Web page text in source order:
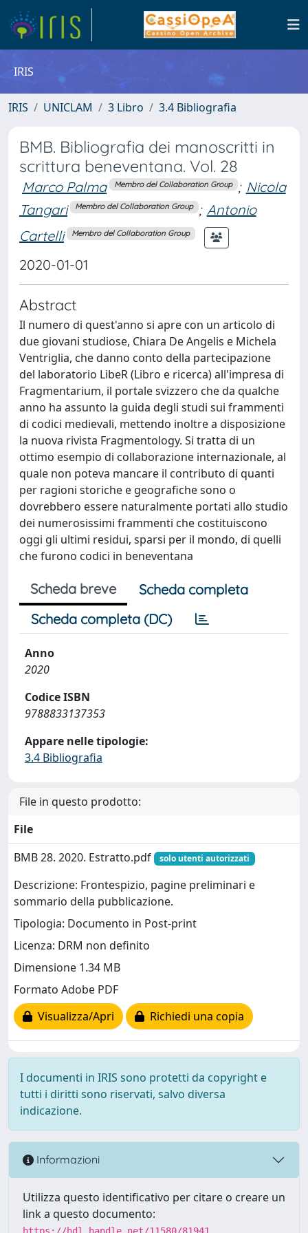
IRIS
IRIS UNICLAM 3 Libro 3.4 Bibliografia
BMB. Bibliografia dei manoscritti in
scrittura beneventana. Vol. 28
Marco Palma Membro del Collaboration Group ; Nicola
Tangari
Membro del Collaboration Group ; Antonio
Cartelli
Membro del Collaboration Group
2020-01-01
Abstract
Il numero di quest'anno si apre con un articolo di
due giovani studiose, Chiara De Angelis e Michela
Ventriglia, che danno conto della partecipazione
del laboratorio LibeR (Libro e ricerca) all'impresa di
Fragmentarium, il portale svizzero che da qualche
anno ha assunto la guida degli studi sui frammenti
di codici medievali, mettendo inoltre a disposizione
la nuova rivista Fragmentology. Si tratta di un
ottimo esempio di collaborazione internazionale, al
quale non poteva mancare il contributo di quanti
per ragioni storiche e geografiche sono o
dovrebbero essere naturalmente portati allo studio
dei numerosissimi frammenti che costituiscono
oggi gli ultimi residui, sparsi per il mondo, di quelli
che furono codici in beneventana
Scheda breve
Scheda completa
Scheda completa (DC)
Anno
2020
Codice ISBN
9788833137353
Appare nelle tipologie:
3.4 Bibliografia
File in questo prodotto:
File
BMB 28. 2020. Estratto.pdf
solo utenti autorizzati
Descrizione: Frontespizio, pagine preliminari e
sommario della pubblicazione.
Tipologia: Documento in Post-print
Licenza: DRM non definito
Dimensione 1.34 MB
Formato Adobe PDF
Visualizza/Apri
Richiedi una copia
I documenti in IRIS sono protetti da copyright e
tutti i diritti sono riservati, salvo diversa
indicazione.
Informazioni
Utilizza questo identificativo per citare o creare un
link a questo documento: